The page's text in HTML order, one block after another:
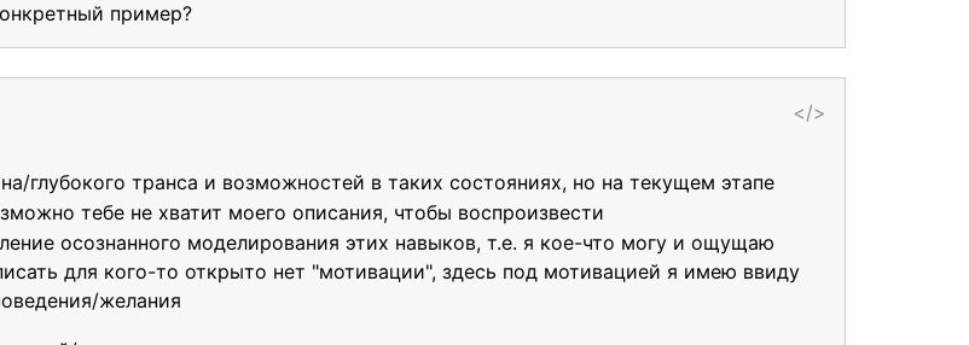
пример?
</>
глубокого транса и возможностей в таких состояниях, но на текущем этапе
тебе не хватит моего описания, чтобы воспроизвести
осознанного моделирования этих навыков, т.е. я кое-что могу и ощущаю
для кого-то открыто нет "мотивации", здесь под мотивацией я имею ввиду
желания